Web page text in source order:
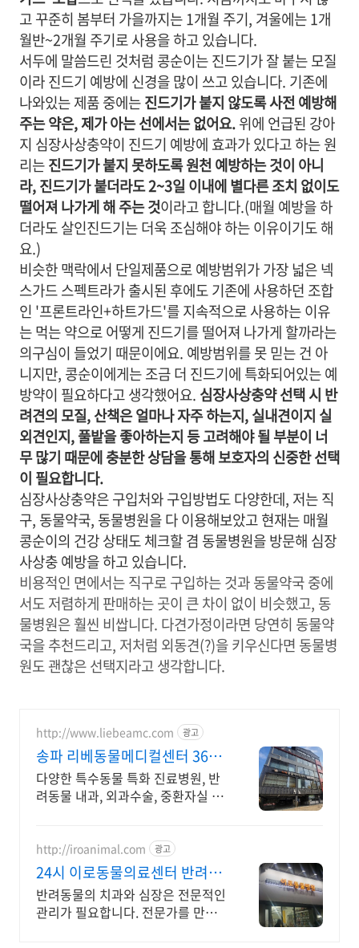
고 꾸준히 봄부터 가을까지는 1개월 주기, 겨울에는 1개
월반~2개월 주기로 사용을 하고 있습니다.
서두에 말씀드린 것처럼 콩순이는 진드기가 잘 붙는 모질
이라 진드기 예방에 신경을 많이 쓰고 있습니다. 기존에
나와있는 제품 중에는진드기가 붙지 않도록 사전 예방해
주는 약은, 제가 아는 선에서는 없어요.위에 언급된 강아
지 심장사상충약이 진드기 예방에 효과가 있다고 하는 원
리는진드기가 붙지 못하도록 원천 예방하는 것이 아니
라, 진드기가 붙더라도 2~3일 이내에 별다른 조치 없이도
떨어져 나가게 해 주는 것이라고 합니다.(매월 예방을 하
더라도 살인진드기는 더욱 조심해야 하는 이유이기도 해
요.)
비슷한 맥락에서 단일제품으로 예방범위가 가장 넓은 넥
스가드 스펙트라가 출시된 후에도 기존에 사용하던 조합
인 '프론트라인+하트가드'를 지속적으로 사용하는 이유
는 먹는 약으로 어떻게 진드기를 떨어져 나가게 할까라는
의구심이 들었기 때문이에요. 예방범위를 못 믿는 건 아
니지만, 콩순이에게는 조금 더 진드기에 특화되어있는 예
방약이 필요하다고 생각했어요. 심장사상충약 선택 시 반
려견의 모질, 산책은 얼마나 자주 하는지, 실내견이지 실
외견인지, 풀밭을 좋아하는지 등 고려해야 될 부분이 너
무 많기 때문에 충분한 상담을 통해 보호자의 신중한 선택
이 필요합니다.
심장사상충약은 구입처와 구입방법도 다양한데, 저는 직
구, 동물약국, 동물병원을 다 이용해보았고 현재는 매월
콩순이의 건강 상태도 체크할 겸 동물병원을 방문해 심장
사상충 예방을 하고 있습니다.
비용적인 면에서는 직구로 구입하는 것과 동물약국 중에
서도 저렴하게 판매하는 곳이 큰 차이 없이 비슷했고, 동
물병원은 훨씬 비쌉니다. 다견가정이라면 당연히 동물약
국을 추천드리고, 저처럼 외동견(?)을 키우신다면 동물병
원도 괜찮은 선택지라고 생각합니다.
http://www.liebeamc.com 광고
송파 리베동물메디컬센터 365
일 야간 응급진료
다양한 특수동물 특화 진료병원, 반
려동물 내과, 외과수술, 중환자실 별
http://iroanimal.com 광고
24시 이로동물의료센터 반려동
물 치과,심장 전문진료
반려동물의 치과와 심장은 전문적인
관리가 필요합니다. 전문가를 만나